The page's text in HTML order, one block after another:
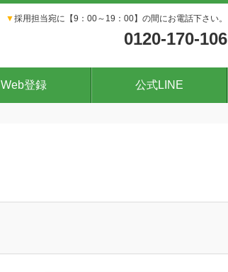
▼採用担当宛に【9：00～19：00】の間にお電話下さい。
0120-170-106
Web登録 公式LINE